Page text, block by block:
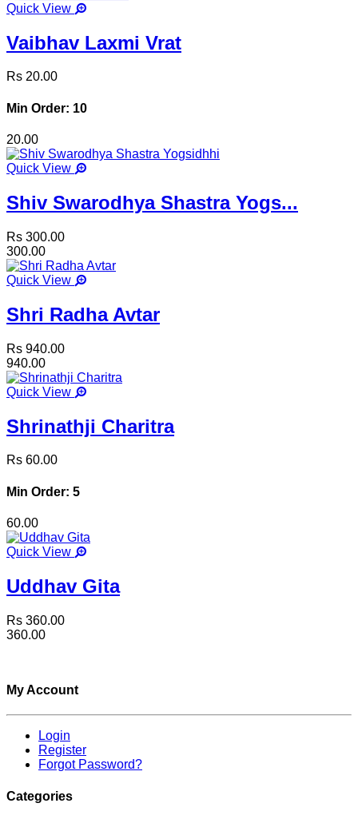
Quick View
Vaibhav Laxmi Vrat
Rs 20.00
Min Order: 10
20.00
Quick View
Shiv Swarodhya Shastra Yogs...
Rs 300.00
300.00
Quick View
Shri Radha Avtar
Rs 940.00
940.00
Quick View
Shrinathji Charitra
Rs 60.00
Min Order: 5
60.00
Quick View
Uddhav Gita
Rs 360.00
360.00
My Account
Login
Register
Forgot Password?
Categories